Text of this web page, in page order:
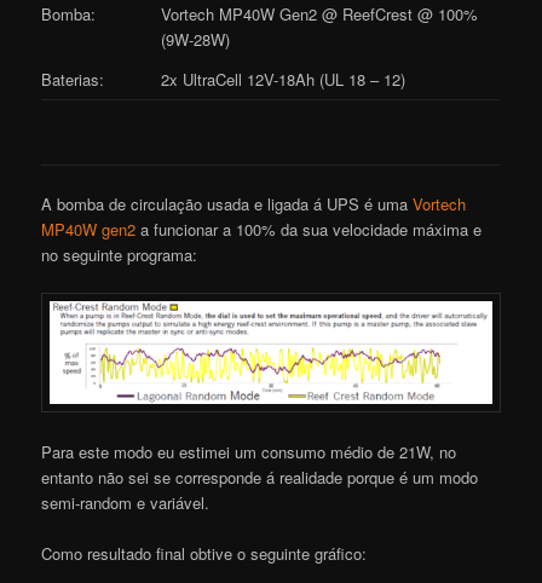
Bomba:
Vortech MP40W Gen2 @ ReefCrest @ 100%
(9W-28W)
Baterias:
2x UltraCell 12V-18Ah (UL 18 – 12)
A bomba de circulação usada e ligada á UPS é umaVortech
MP40W gen2 a funcionar a 100% da sua velocidade máxima e
no seguinte programa:
Para este modo eu estimei um consumo médio de 21W, no
entanto não sei se corresponde á realidade porque é um modo
semi-random e variável.
Como resultado final obtive o seguinte gráfico: